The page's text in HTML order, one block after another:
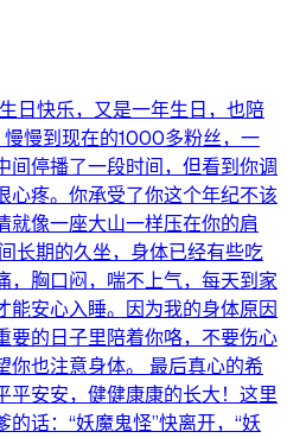
日快乐，又是一年生日，也陪
慢到现在的1000多粉丝，一
间停播了一段时间，但看到你调
心疼。你承受了你这个年纪不该
就像一座大山一样压在你的肩
长期的久坐，身体已经有些吃
，胸口闷，喘不上气，每天到家
能安心入睡。因为我的身体原因
要的日子里陪着你咯，不要伤心
你也注意身体。 最后真心的希
平安安，健健康康的长大！这里
话：“妖魔鬼怪”快离开，“妖